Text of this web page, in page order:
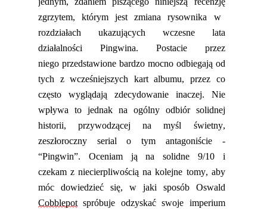
zgrzytem, którym jest zmiana rysownika w
rozdziałach ukazujących wczesne lata
działalności Pingwina. Postacie przez
niego przedstawionebardzo mocno odbiegają od
tych z wcześniejszych kartalbumu,przez co
często wyglądają zdecydowanie inaczej. Nie
wpływa to jednak na ogólny odbiór solidnej
historii, przywodzącej na myśl świetny,
zeszłoroczny serial o tym antagoniście
-
“Pingwin”. Oceniam ją na solidne 9/10i
czekam z niecierpliwością na kolejne tomy, aby
móc dowiedzieć się, w jaki sposób Oswald
Cobblepot spróbuje odzyskać swoje imperium